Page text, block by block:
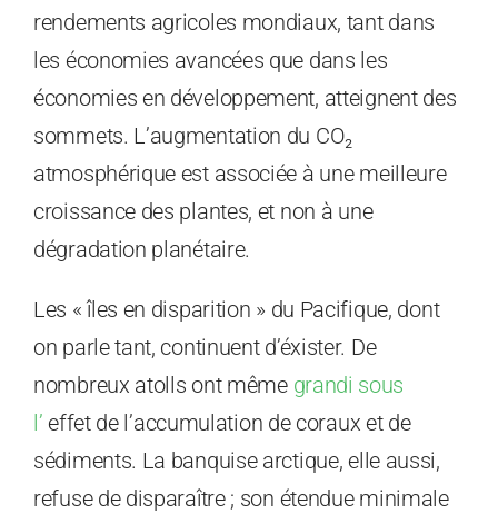
rendements agricoles mondiaux, tant dans
les économies avancées que dans les
économies en développement, atteignent des
sommets. L’augmentation du CO₂
atmosphérique est associée à une meilleure
croissance des plantes, et non à une
dégradation planétaire.
Les « îles en disparition » du Pacifique, dont
on parle tant, continuent d’éxister. De
nombreux atolls ont même grandi sous
l’ effet de l’accumulation de coraux et de
sédiments. La banquise arctique, elle aussi,
refuse de disparaître ; son étendue minimale